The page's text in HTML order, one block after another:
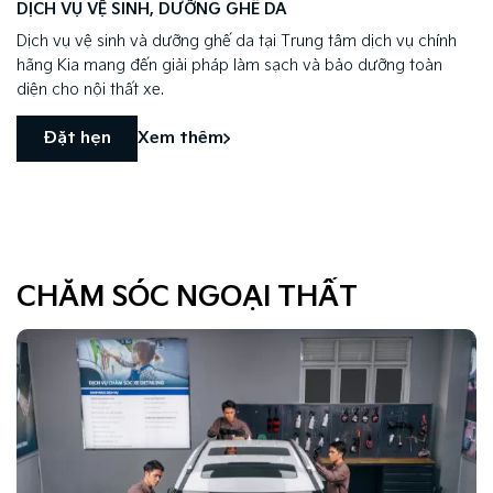
DỊCH VỤ VỆ SINH, DƯỠNG GHẾ DA
Dịch vụ vệ sinh và dưỡng ghế da tại Trung tâm dịch vụ chính
hãng Kia mang đến giải pháp làm sạch và bảo dưỡng toàn
diện cho nội thất xe.
Đặt hẹn Xem thêm
CHĂM SÓC NGOẠI THẤT